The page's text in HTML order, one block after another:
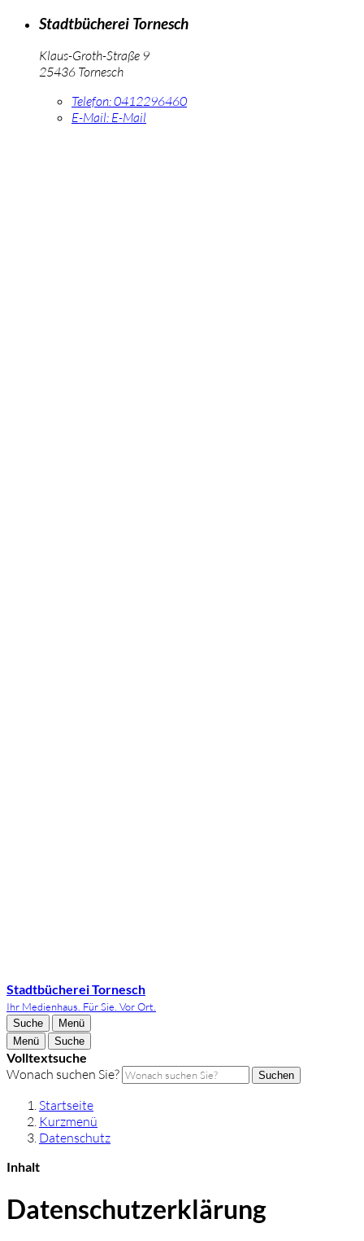
Stadtbücherei Tornesch
Klaus-Groth-Straße 9
25436 Tornesch
Telefon:0412296460
E-Mail: E-Mail
Stadtbücherei Tornesch
Ihr Medienhaus. Für Sie. Vor Ort.
Suche
Menü
Menü
Suche
Volltextsuche
Wonach suchen Sie? Suchen
Startseite
Kurzmenü
Datenschutz
Inhalt
Datenschutzerklärung